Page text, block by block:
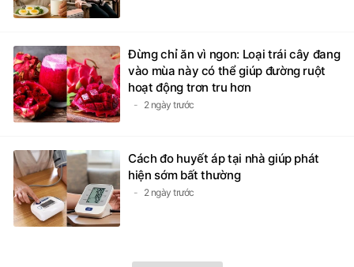
Đừng chỉ ăn vì ngon: Loại trái cây đang
vào mùa này có thể giúp đường ruột
hoạt động trơn tru hơn
2 ngày trước
Cách đo huyết áp tại nhà giúp phát
hiện sớm bất thường
2 ngày trước